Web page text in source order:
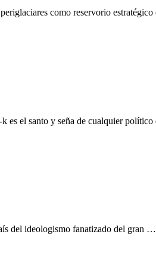
como reservorio
es el santo y seña de cualquier
del ideologismo fanatizado del gran …